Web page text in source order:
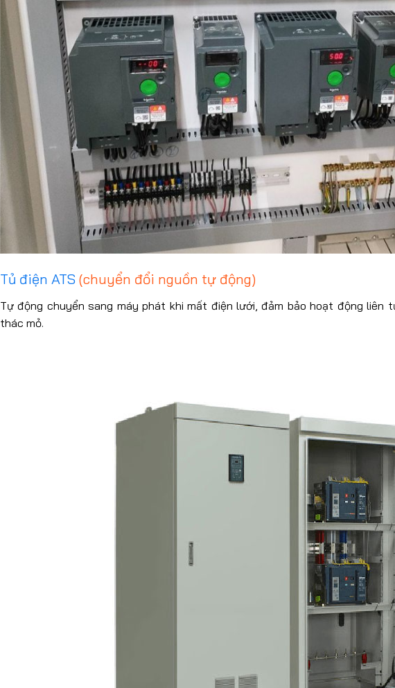
Tủ điện ATS(chuyển đổi nguồn tự động)
Tự động chuyển sang máy phát khi mất điện lưới, đảm bảo hoạt động liên
thác mỏ.